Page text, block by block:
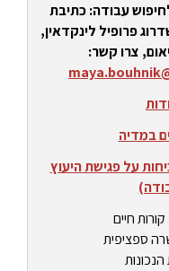
עבודה: כתיבת
פרופיל לינקדאין,
צרו קשר:
במדיה
על פגישת היעוץ
חיים
ספציפית